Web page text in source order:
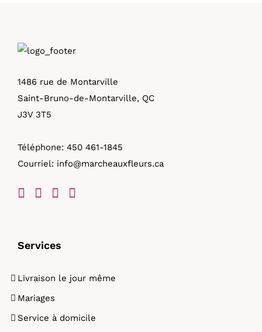
produit
1486 rue de Montarville
Saint-Bruno-de-Montarville, QC
J3V 3T5
Téléphone: 450 461-1845
Courriel: info@marcheauxfleurs.ca
Services
Livraison le jour même
Mariages
Service à domicile